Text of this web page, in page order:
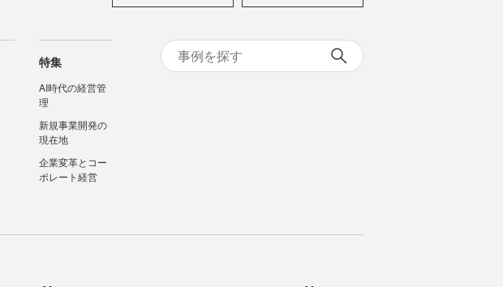
特集
AI時代の経営管
理
新規事業開発の
現在地
企業変革とコー
ポレート経営